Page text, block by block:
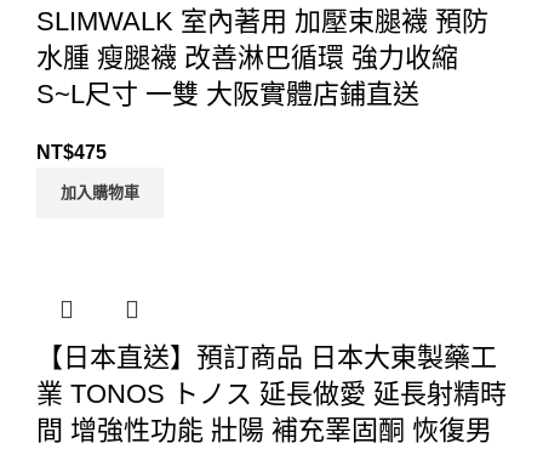
SLIMWALK 室內著用 加壓束腿襪 預防
水腫 瘦腿襪 改善淋巴循環 強力收縮
S~L尺寸 一雙 大阪實體店鋪直送
NT$475
加入購物車
【日本直送】預訂商品 日本大東製藥工
業 TONOS トノス 延長做愛 延長射精時
間 增強性功能 壯陽 補充睪固酮 恢復男